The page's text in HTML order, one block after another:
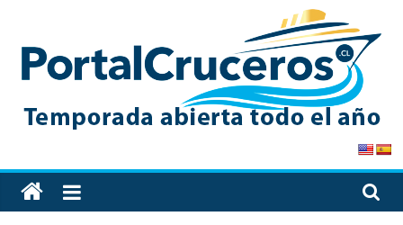
content
PortalCruceros
Toda
la